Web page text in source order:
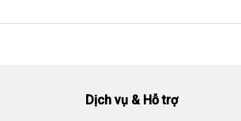
Dịch vụ & Hỗ trợ